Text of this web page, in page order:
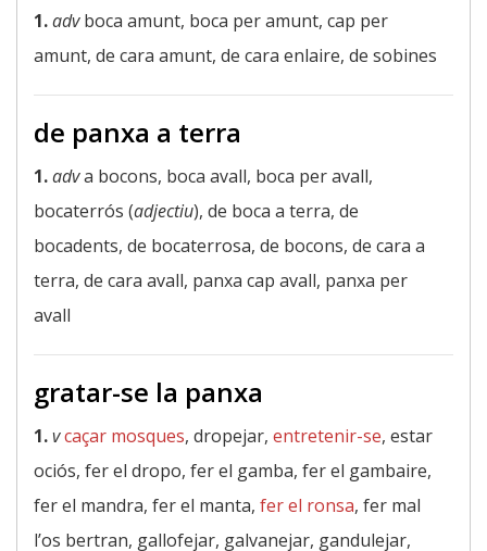
1.advboca amunt, boca per amunt, cap per
amunt, de cara amunt, de cara enlaire, de sobines
de panxa a terra
1.adva bocons, boca avall, boca per avall,
bocaterrós (adjectiu), de boca a terra, de
bocadents, de bocaterrosa, de bocons, de cara a
terra, de cara avall, panxa cap avall, panxa per
avall
gratar-se la panxa
1.vcaçar mosques, dropejar, entretenir-se, estar
ociós, fer el dropo, fer el gamba, fer el gambaire,
fer el mandra, fer el manta, fer el ronsa, fer mal
l’os bertran, gallofejar, galvanejar, gandulejar,